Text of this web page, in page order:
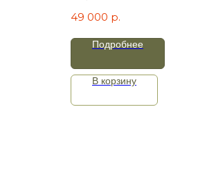
49 000 р.
Подробнее
В корзину